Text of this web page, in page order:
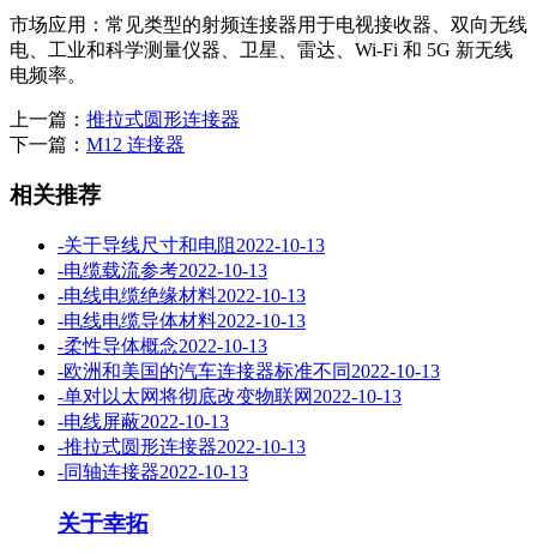
市场应用：常见类型的射频连接器用于电视接收器、双向无线
电、工业和科学测量仪器、卫星、雷达、Wi-Fi 和 5G 新无线
电频率。
上一篇： 推拉式圆形连接器
下一篇： M12 连接器
相关推荐
-关于导线尺寸和电阻 2022-10-13
-电缆载流参考2022-10-13
-电线电缆绝缘材料2022-10-13
-电线电缆导体材料2022-10-13
-柔性导体概念2022-10-13
-欧洲和美国的汽车连接器标准不同 2022-10-13
-单对以太网将彻底改变物联网 2022-10-13
-电线屏蔽2022-10-13
-推拉式圆形连接器2022-10-13
-同轴连接器2022-10-13
关于幸拓